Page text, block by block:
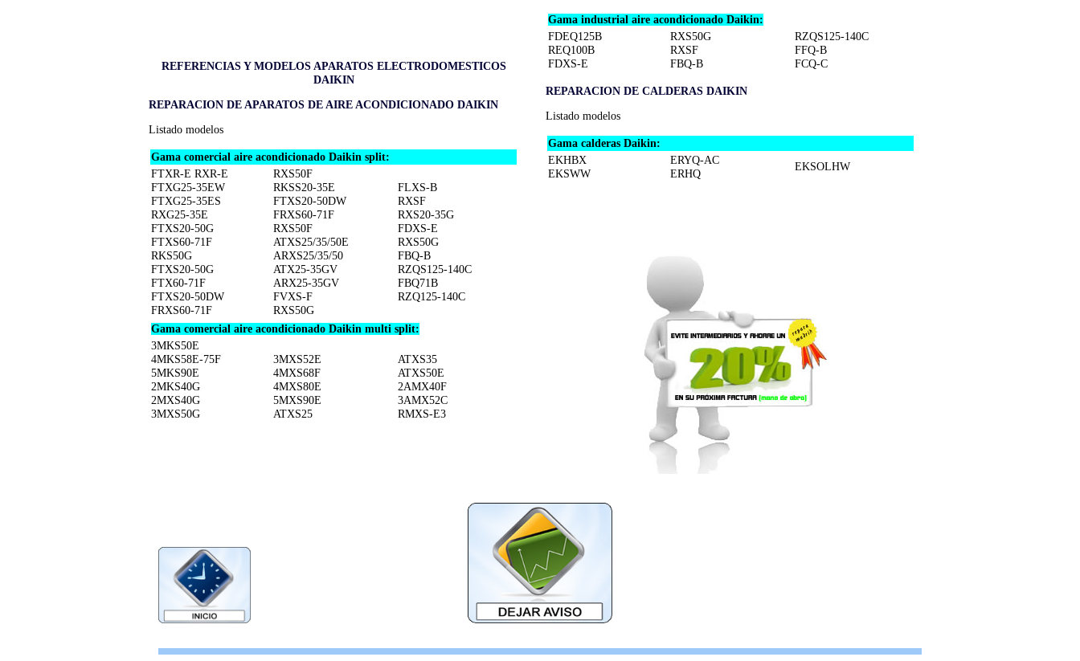
REFERENCIAS Y MODELOS APARATOS ELECTRODOMESTICOS
DAIKIN
REPARACION DE APARATOS DE AIRE ACONDICIONADO DAIKIN
Listado modelos
Gama comercial aire acondicionado Daikin split:
FTXR-E RXR-E
FTXG25-35EW
FTXG25-35ES
RXG25-35E
FTXS20-50G
FTXS60-71F
RKS50G
FTXS20-50G
FTX60-71F
FTXS20-50DW
FRXS60-71F
RXS50F
RKSS20-35E
FTXS20-50DW
FRXS60-71F
RXS50F
ATXS25/35/50E
ARXS25/35/50
ATX25-35GV
ARX25-35GV
FVXS-F
RXS50G
FLXS-B
RXSF
RXS20-35G
FDXS-E
RXS50G
FBQ-B
RZQS125-140C
FBQ71B
RZQ125-140C
Gama comercial aire acondicionado Daikin multi split:
3MKS50E
4MKS58E-75F
5MKS90E
2MKS40G
2MXS40G
3MXS50G
3MXS52E
4MXS68F
4MXS80E
5MXS90E
ATXS25
ATXS35
ATXS50E
2AMX40F
3AMX52C
RMXS-E3
Gama industrial aire acondicionado Daikin:
FDEQ125B
REQ100B
FDXS-E
RXS50G
RXSF
FBQ-B
RZQS125-140C
FFQ-B
FCQ-C
REPARACION DE CALDERAS DAIKIN
Listado modelos
Gama calderas Daikin:
EKHBX
EKSWW
ERYQ-AC
ERHQ
EKSOLHW